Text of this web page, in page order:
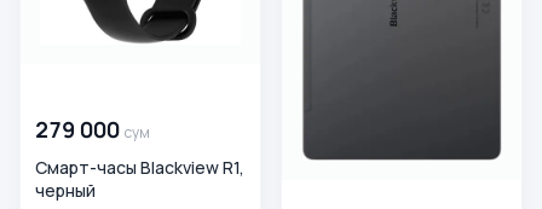
279 000 сум
Смарт-часы Blackview R1,
черный